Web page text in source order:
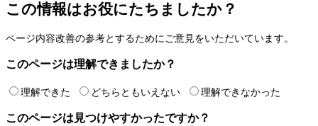
この情報はお役にたちましたか？
ページ内容改善の参考とするためにご意見をいただいています。
このページは理解できましたか？
理解できた どちらともいえない 理解できなかった
このページは見つけやすかったですか？